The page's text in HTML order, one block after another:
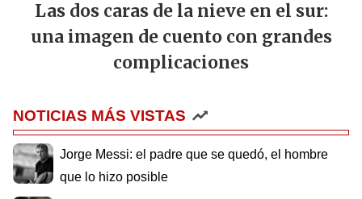
Las dos caras de la nieve en el sur:
una imagen de cuento con grandes
complicaciones
NOTICIAS MÁS VISTAS
Jorge Messi: el padre que se quedó, el hombre
que lo hizo posible